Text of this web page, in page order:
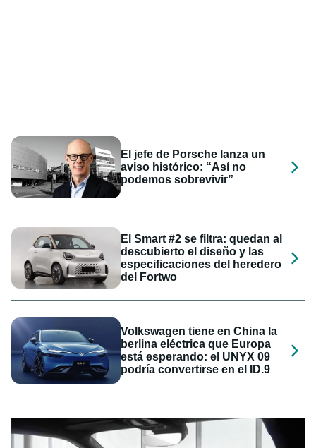
El jefe de Porsche lanza un
aviso histórico: “Así no
podemos sobrevivir”
El Smart #2 se filtra: quedan al
descubierto el diseño y las
especificaciones del heredero
del Fortwo
Volkswagen tiene en China la
berlina eléctrica que Europa
está esperando: el UNYX 09
podría convertirse en el ID.9